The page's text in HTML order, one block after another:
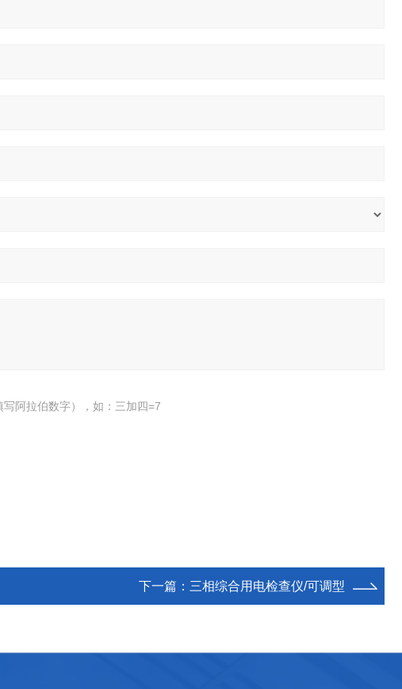
阿拉伯数字），如：三加四=7
下一篇： 三相综合用电检查仪/可调型